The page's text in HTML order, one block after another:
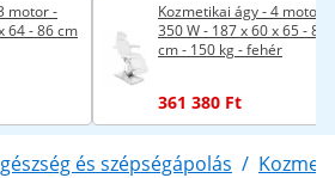
motor -
64 - 86 cm
Kozmetikai ágy - 4 motor -
350 W - 187 x 60 x 65 -
cm - 150 kg - fehér
361 380 Ft
és szépségápolás /